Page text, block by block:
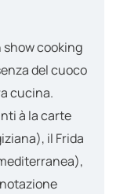
cooking
del cuoco
cucina.
à la carte
il Frida